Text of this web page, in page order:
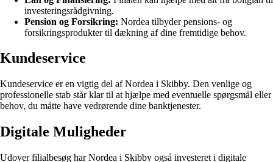
investeringsrådgivning.
Pension og Forsikring: Nordea tilbyder pensions- og
forsikringsprodukter til dækning af dine fremtidige behov.
Kundeservice
Kundeservice er en vigtig del af Nordea i Skibby. Den venlige og
professionelle stab står klar til at hjælpe med eventuelle spørgsmål eller
behov, du måtte have vedrørende dine banktjenester.
Digitale Muligheder
Udover filialbesøg har Nordea i Skibby også investeret i digitale